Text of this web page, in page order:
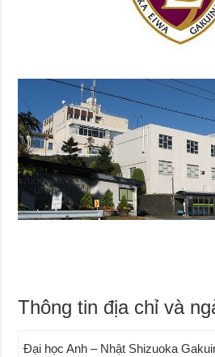
Thông tin địa chỉ và
Đại học Anh – Nhật Shizuoka